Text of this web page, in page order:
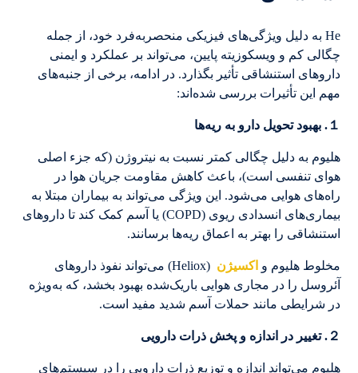
He به دلیل ویژگی‌های فیزیکی منحصربه‌فرد خود، از جمله
چگالی کم و ویسکوزیته پایین، می‌تواند بر عملکرد و ایمنی
داروهای استنشاقی تأثیر بگذارد. در ادامه، برخی از جنبه‌های
مهم این تأثیرات بررسی شده‌اند:
１. بهبود تحویل دارو به ریه‌ها
هلیوم به دلیل چگالی کمتر نسبت به نیتروژن (که جزء اصلی
هوای تنفسی است)، باعث کاهش مقاومت جریان هوا در
راه‌های هوایی می‌شود. این ویژگی می‌تواند به بیماران مبتلا به
بیماری‌های انسدادی ریوی (COPD) یا آسم کمک کند تا داروهای
استنشاقی را بهتر به اعماق ریه‌ها برسانند.
مخلوط هلیوم و اکسیژن
(Heliox) می‌تواند نفوذ داروهای
آئروسل را در مجاری هوایی باریک‌شده بهبود بخشد، که به‌ویژه
در شرایطی مانند حملات آسم شدید مفید است.
２. تغییر در اندازه و پخش ذرات دارویی
هلیوم می‌تواند اندازه و توزیع ذرات دارویی را در سیستم‌های